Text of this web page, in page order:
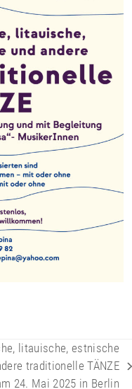
litauische, estnische
traditionelle TÄNZE
24. Mai 2025 in Berlin